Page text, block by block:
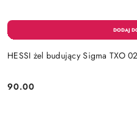
HESSI żel budujący Sigma TXO
Cena:
90.00